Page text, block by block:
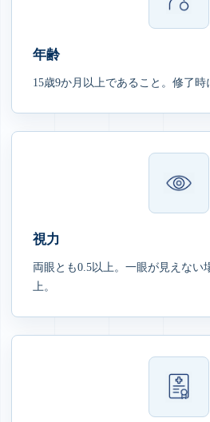
年齢
15歳9か月以上であること。修了時
視力
両眼とも0.5以上。一眼が見えない
上。